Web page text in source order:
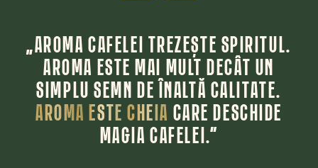
„AROMA CAFELEI TREZEȘTE SPIRITUL.
AROMA ESTE MAI MULT DECÂT UN
SIMPLU SEMN DE ÎNALTĂ CALITATE.
AROMA ESTE CHEIA CARE DESCHIDE
MAGIA CAFELEI.”